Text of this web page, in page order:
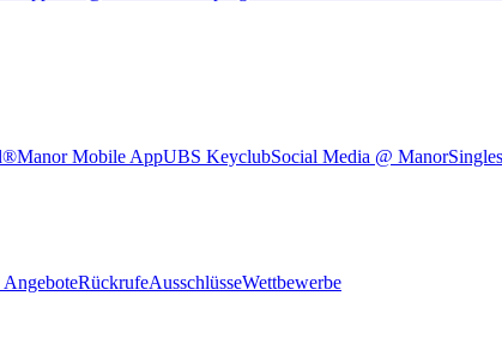
Manor Mobile AppUBS KeyclubSocial Media @ Manor
RückrufeAusschlüsseWettbewerbe